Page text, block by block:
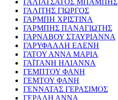
ΓΑΛΙΑΤΣΑΤΟΣ ΜΠΑΜΠΗΣ
ΓΑΛΙΤΗΣ ΓΙΩΡΓΟΣ
ΓΑΡΜΠΗ ΧΡΙΣΤΙΝΑ
ΓΑΡΜΠΗΣ ΠΑΝΑΓΙΩΤΗΣ
ΓΑΡΝΑΒΟΥ ΣΤΑΥΡΙΑΝΝΑ
ΓΑΡΥΦΑΛΛΗ ΕΛΕΝΗ
ΓΑΤΟΥ ΑΝΝΑ ΜΑΡΙΑ
ΓΑΪΤΑΝΗ ΗΛΙΑΝΝΑ
ΓΕΜΠΤΟΥ ΦΑΝΗ
ΓΕΜΤΟΥ ΦΑΝΗ
ΓΕΝΝΑΤΑΣ ΓΕΡΑΣΙΜΟΣ
ΓΕΡΑΛΗ ΑΝΝΑ